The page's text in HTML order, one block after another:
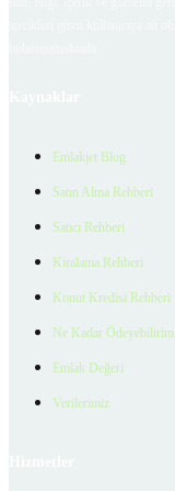
Emlakjet Blog
Satın Alma Rehberi
Satıcı Rehberi
Kiralama Rehberi
Konut Kredisi Rehberi
Ne Kadar Ödeyebilirim
Emlak Değeri
Verilerimiz